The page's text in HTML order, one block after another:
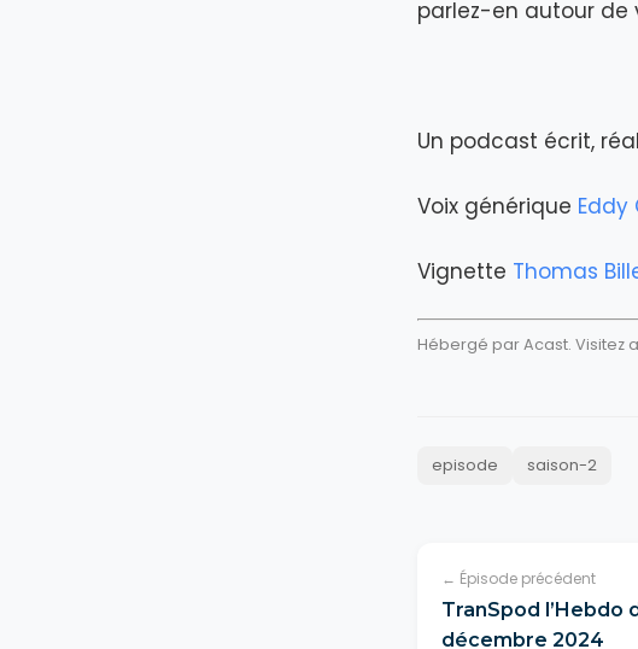
parlez-en autour de
Un podcast écrit,
Voix générique Eddy
Vignette Thomas
Hébergé par Acast. Visitez
episode saison-2
← Épisode précédent
TranSpod l’Hebdo
décembre 2024